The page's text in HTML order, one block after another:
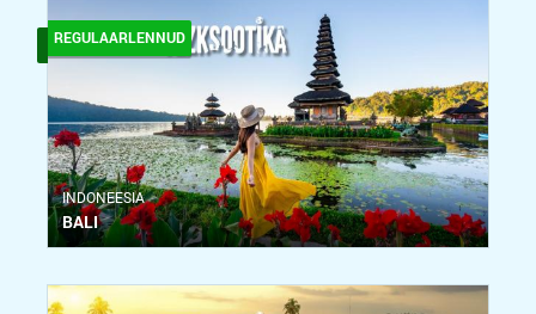
REGULAARLENNUD
INDONEESIA
BALI